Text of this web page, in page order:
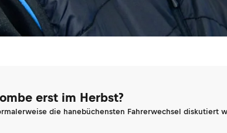
erst im Herbst?
die hanebüchensten Fahrerwechsel diskutiert